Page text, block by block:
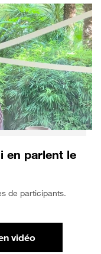
en parlent le
de participants.
vidéo